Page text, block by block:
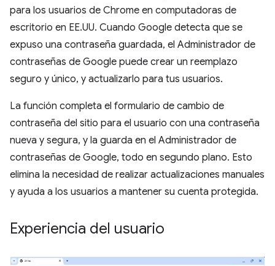
para los usuarios de Chrome en computadoras de
escritorio en EE.UU. Cuando Google detecta que se
expuso una contraseña guardada, el Administrador de
contraseñas de Google puede crear un reemplazo
seguro y único, y actualizarlo para tus usuarios.
La función completa el formulario de cambio de
contraseña del sitio para el usuario con una contraseña
nueva y segura, y la guarda en el Administrador de
contraseñas de Google, todo en segundo plano. Esto
elimina la necesidad de realizar actualizaciones manuales
y ayuda a los usuarios a mantener su cuenta protegida.
Experiencia del usuario